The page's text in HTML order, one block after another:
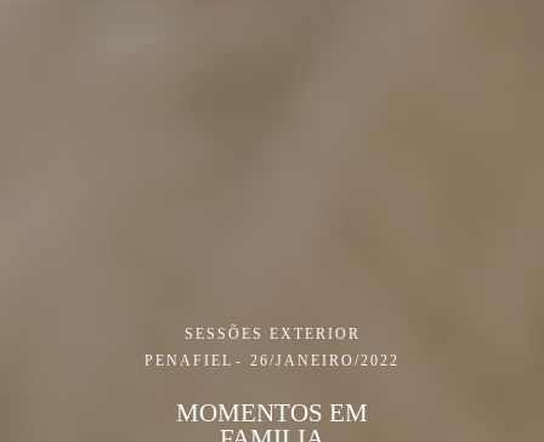
SESSÕES EXTERIOR
PENAFIEL
26/JANEIRO/2022
MOMENTOS EM